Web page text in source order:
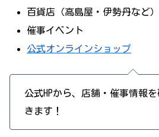
百貨店（高島屋・伊勢丹など）
催事イベント
公式オンラインショップ
公式HPから、店舗・催事情報
きます！